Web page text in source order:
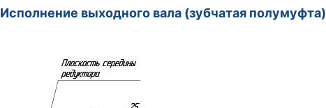
Исполнение выходного вала (зубчатая полумуфта)